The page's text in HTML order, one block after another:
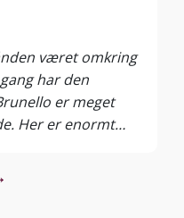
været omkring
har den
er meget
Her er enormt